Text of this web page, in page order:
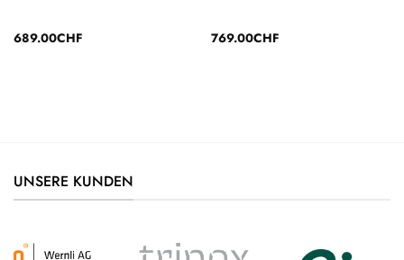
689.00CHF 769.00CHF
UNSERE KUNDEN